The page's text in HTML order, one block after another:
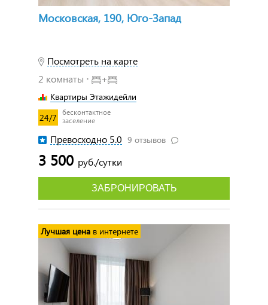
Московская, 190, Юго-Запад
Посмотреть на карте
2 комнаты ⋅
+
Квартиры Этажидейли
24/7
бесконтактное
заселение
Превосходно 5.0 9 отзывов
3 500 руб./сутки
ЗАБРОНИРОВАТЬ
Лучшая цена в интернете